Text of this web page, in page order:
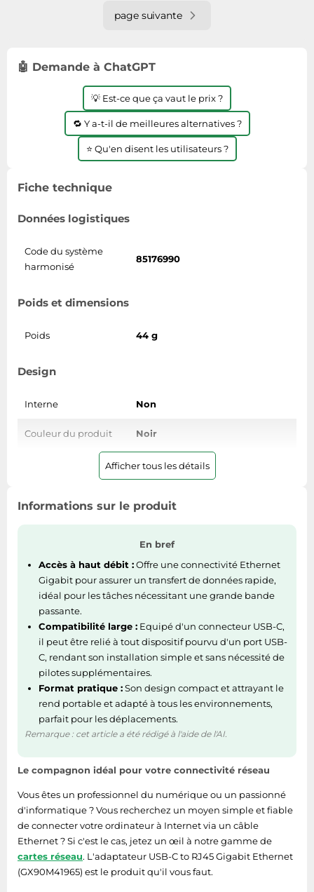
page suivante
🤖 Demande à ChatGPT
💡 Est-ce que ça vaut le prix ?
🔁 Y a-t-il de meilleures alternatives ?
⭐ Qu'en disent les utilisateurs ?
Fiche technique
Données logistiques
Code du système
harmonisé
85176990
Poids et dimensions
Poids 44 g
Design
Interne Non
Couleur du produit Noir
Technologie de
Avec fil
ethernet LAN (RJ-45)
Interface Ethernet
Interface de l'hôte USB Type-C
Afficher tous les détails
Informations sur le produit
En bref
Accès à haut débit :Offre une connectivité Ethernet
Gigabit pour assurer un transfert de données rapide,
idéal pour les tâches nécessitant une grande bande
passante.
Compatibilité large : Equipé d'un connecteur USB-C,
il peut être relié à tout dispositif pourvu d'un port USB-
C, rendant son installation simple et sans nécessité de
pilotes supplémentaires.
Format pratique :Son design compact et attrayant le
rend portable et adapté à tous les environnements,
parfait pour les déplacements.
Remarque : cet article a été rédigé à l'aide de l'AI.
Le compagnon idéal pour votre connectivité réseau
Vous êtes un professionnel du numérique ou un passionné
d'informatique ? Vous recherchez un moyen simple et fiable
de connecter votre ordinateur à Internet via un câble
Ethernet ? Si c'est le cas, jetez un œil à notre gamme de
cartes réseau. L'adaptateur USB-C to RJ45 Gigabit Ethernet
(GX90M41965) est le produit qu'il vous faut.